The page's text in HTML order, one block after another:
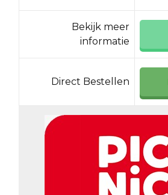
Bekijk meer
informatie
Direct Bestellen